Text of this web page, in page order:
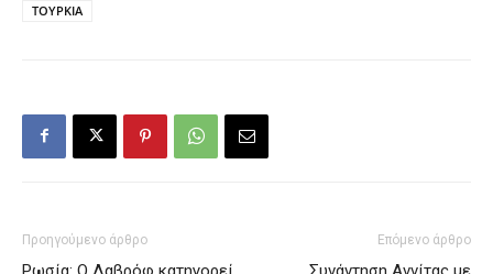
ΤΟΥΡΚΙΑ
Προηγούμενο άρθρο Επόμενο άρθρο